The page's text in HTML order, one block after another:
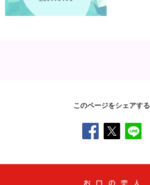
このページをシェアする